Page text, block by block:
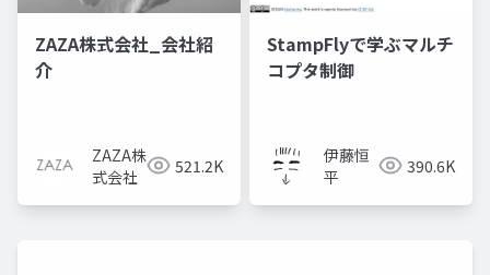
ZAZA株式会社_会社紹
介
ZAZA株
式会社
521.2K
StampFlyで学ぶマルチ
コプタ制御
伊藤恒
平
390.6K